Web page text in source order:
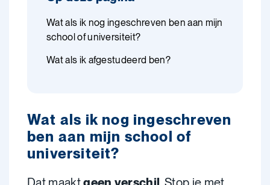
Wat als ik nog ingeschreven ben aan mijn
school of universiteit?
Wat als ik afgestudeerd ben?
Wat als ik nog ingeschreven
ben aan mijn school of
universiteit?